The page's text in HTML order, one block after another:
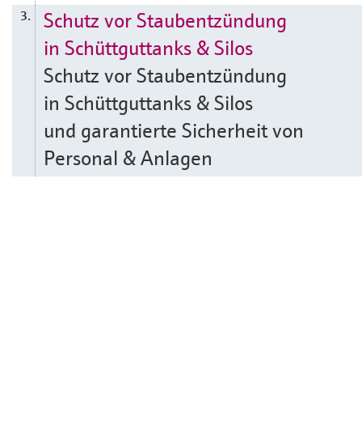
3.
Schutz vor Staubentzündung
in Schüttguttanks & Silos
Schutz vor Staubentzündung
in Schüttguttanks & Silos
und garantierte Sicherheit von
Personal & Anlagen